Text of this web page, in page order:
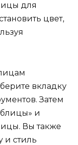
для
цвет,
вкладку
Затем
и
Вы также
и стиль